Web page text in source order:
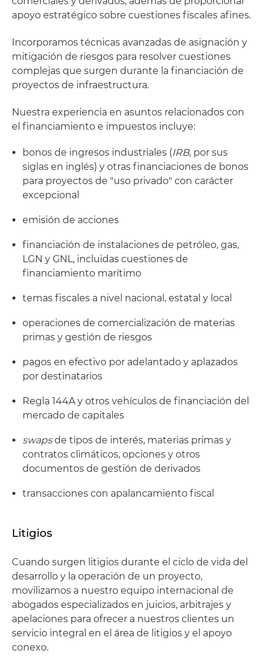
apoyo estratégico sobre cuestiones fiscales afines.
Incorporamos técnicas avanzadas de asignación y
mitigación de riesgos para resolver cuestiones
complejas que surgen durante la financiación de
proyectos de infraestructura.
Nuestra experiencia en asuntos relacionados con
el financiamiento e impuestos incluye:
bonos de ingresos industriales (IRB, por sus
siglas en inglés) y otras financiaciones de bonos
para proyectos de "uso privado" con carácter
excepcional
emisión de acciones
financiación de instalaciones de petróleo, gas,
LGN y GNL, incluidas cuestiones de
financiamiento marítimo
temas fiscales a nivel nacional, estatal y local
operaciones de comercialización de materias
primas y gestión de riesgos
pagos en efectivo por adelantado y aplazados
por destinatarios
Regla 144A y otros vehículos de financiación del
mercado de capitales
swapsde tipos de interés, materias primas y
contratos climáticos, opciones y otros
documentos de gestión de derivados
transacciones con apalancamiento fiscal
Litigios
Cuando surgen litigios durante el ciclo de vida del
desarrollo y la operación de un proyecto,
movilizamos a nuestro equipo internacional de
abogados especializados en juicios, arbitrajes y
apelaciones para ofrecer a nuestros clientes un
servicio integral en el área de litigios y el apoyo
conexo.